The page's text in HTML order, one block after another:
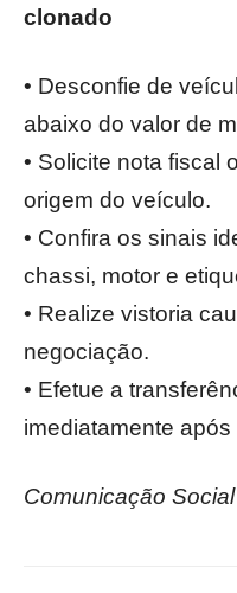
clonado
• Desconfie de
abaixo do valor de
• Solicite nota fiscal
origem do veículo.
• Confira os sinais
chassi, motor e
• Realize vistoria
negociação.
• Efetue a
imediatamente após
Comunicação